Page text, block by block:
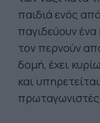
παιδιά ενός
παγιδεύουν
τον περνούν
δομή, έχει
και
πρωταγωνιστές